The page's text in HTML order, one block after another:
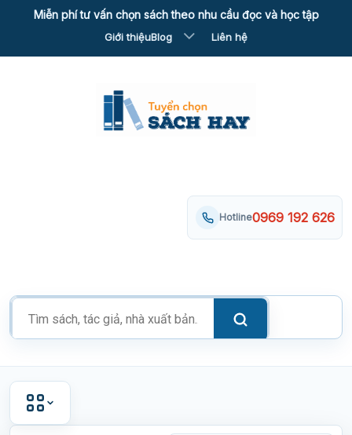
Miễn phí tư vấn chọn sách theo nhu cầu đọc và học tập
Giới thiệuBlog Liên hệ
Tìm
kiếm
phẩm
Hotline0969 192 626